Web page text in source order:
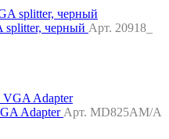
splitter, черный Арт. 20918_
AdapterАрт. MD825AM/A